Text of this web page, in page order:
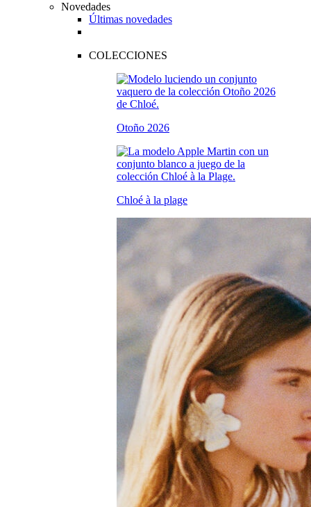
Novedades
Últimas novedades
COLECCIONES
Otoño 2026
Chloé à la plage